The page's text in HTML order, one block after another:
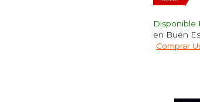
Disponible
en Buen
Comprar